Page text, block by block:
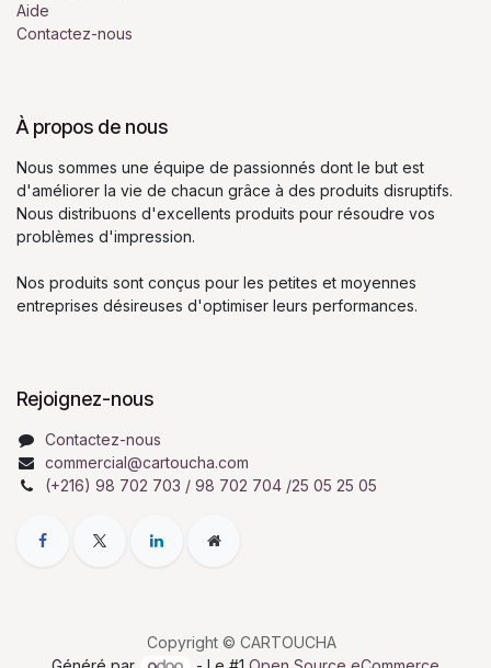
Aide
Contactez-nous
À propos de nous
Nous sommes une équipe de passionnés dont le but est
d'améliorer la vie de chacun grâce à des produits disruptifs.
Nous distribuons d'excellents produits pour résoudre vos
problèmes d'impression.
Nos produits sont conçus pour les petites et moyennes
entreprises désireuses d'optimiser leurs performances.
Rejoignez-nous
Contactez-nous
commercial@cartoucha.com
(+216) 98 702 703 / 98 702 704 /25 05 25 05
Copyright © CARTOUCHA